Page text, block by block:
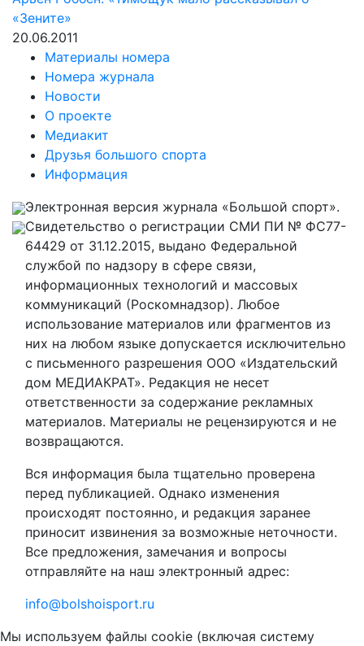
«Зените»
20.06.2011
Материалы номера
Номера журнала
Новости
О проекте
Медиакит
Друзья большого спорта
Информация
Электронная версия журнала «Большой спорт».
Свидетельство о регистрации СМИ ПИ № ФС77-
64429 от 31.12.2015, выдано Федеральной
службой по надзору в сфере связи,
информационных технологий и массовых
коммуникаций (Роскомнадзор). Любое
использование материалов или фрагментов из
них на любом языке допускается исключительно
с письменного разрешения ООО «Издательский
дом МЕДИАКРАТ». Редакция не несет
ответственности за содержание рекламных
материалов. Материалы не рецензируются и не
возвращаются.
Вся информация была тщательно проверена
перед публикацией. Однако изменения
происходят постоянно, и редакция заранее
приносит извинения за возможные неточности.
Все предложения, замечания и вопросы
отправляйте на наш электронный адрес:
info@bolshoisport.ru
Мы используем файлы cookie (включая систему